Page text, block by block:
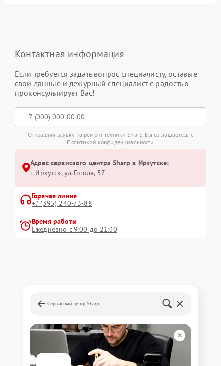
Контактная информация
Если требуется задать вопрос специалисту, оставьте
свои данные и дежурный специалист с радостью
проконсультирует Вас!
Отправляя заявку на ремонт техники Sharp, Вы соглашаетесь с
Политикой конфиденциальности
Адрес сервисного центра Sharp в Иркутске:
г. Иркутск, ул. ​Гоголя, 57
Горячая линия
+7 (395) 240-73-88
Время работы
Ежедневно с 9:00 до 21:00
Сервисный центр Sharp